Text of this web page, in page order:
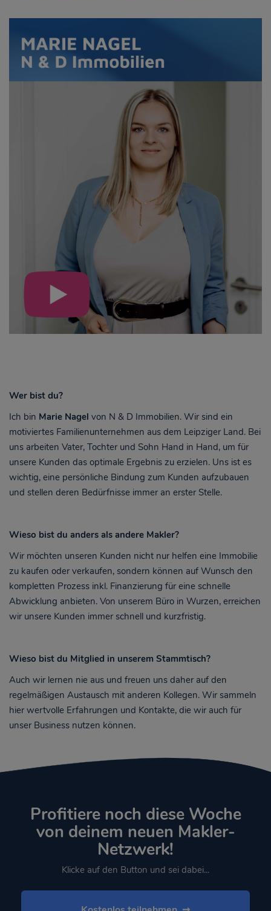
Wer bist du?
Ich bin Marie Nagel von N & D Immobilien. Wir sind ein
motiviertes Familienunternehmen aus dem Leipziger Land. Bei
uns arbeiten Vater, Tochter und Sohn Hand in Hand, um für
unsere Kunden das optimale Ergebnis zu erzielen. Uns ist es
wichtig, eine persönliche Bindung zum Kunden aufzubauen
und stellen deren Bedürfnisse immer an erster Stelle.
Wieso bist du anders als andere Makler?
Wir möchten unseren Kunden nicht nur helfen eine Immobilie
zu kaufen oder verkaufen, sondern können auf Wunsch den
kompletten Prozess inkl. Finanzierung für eine schnelle
Abwicklung anbieten. Von unserem Büro in Wurzen, erreichen
wir unsere Kunden immer schnell und kurzfristig.
Wieso bist du Mitglied in unserem Stammtisch?
Auch wir lernen nie aus und freuen uns daher auf den
regelmäßigen Austausch mit anderen Kollegen. Wir sammeln
hier wertvolle Erfahrungen und Kontakte, die wir auch für
unser Business nutzen können.
Profitiere noch diese Woche
von deinem neuen Makler-
Netzwerk!
Klicke auf den Button und sei dabei...